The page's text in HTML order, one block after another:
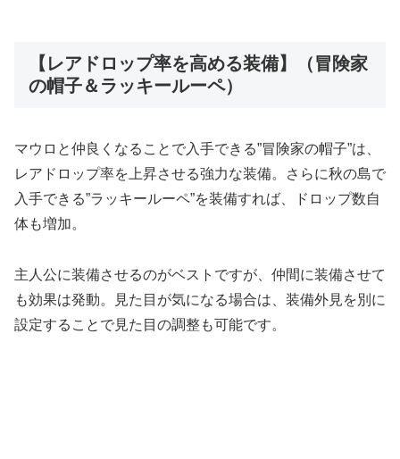
【レアドロップ率を高める装備】（冒険家
の帽子＆ラッキールーペ）
マウロと仲良くなることで入手できる”冒険家の帽子”は、
レアドロップ率を上昇させる強力な装備。さらに秋の島で
入手できる”ラッキールーペ”を装備すれば、ドロップ数自
体も増加。
主人公に装備させるのがベストですが、仲間に装備させて
も効果は発動。見た目が気になる場合は、装備外見を別に
設定することで見た目の調整も可能です。